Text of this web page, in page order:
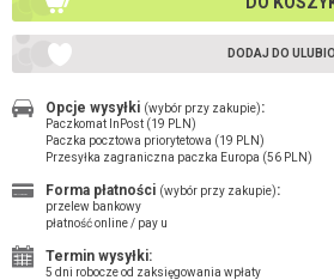
DODAJ DO
Opcje wysyłki (wybór przy zakupie):
Paczkomat InPost (19 PLN)
Paczka pocztowa priorytetowa (19 PLN)
Przesyłka zagraniczna paczka Europa (56 PLN)
Forma płatności (wybór przy zakupie):
przelew bankowy
płatność online / pay u
Termin wysyłki:
5 dni robocze od zaksięgowania wpłaty